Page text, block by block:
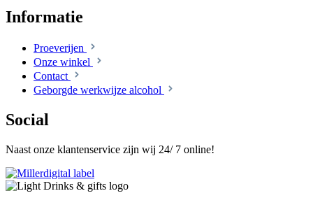
Informatie
Proeverijen
Onze winkel
Contact
Geborgde werkwijze alcohol
Social
Naast onze klantenservice zijn wij 24/ 7 online!